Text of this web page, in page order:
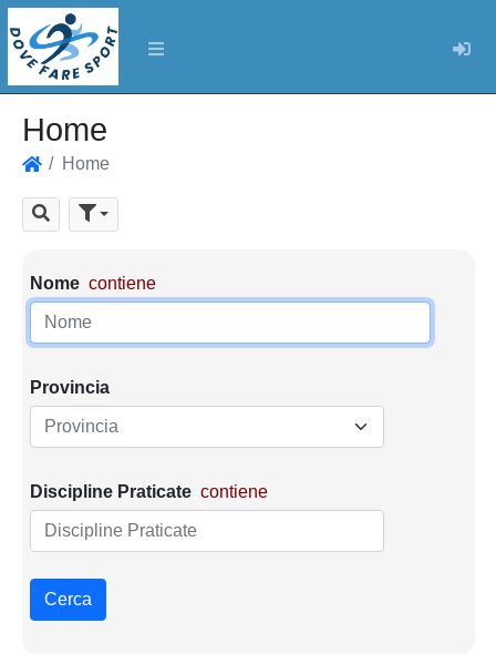
Home
Home
CercaParametri di ricerca
Nome contiene
Provincia
Provincia
Discipline Praticate contiene
Cerca